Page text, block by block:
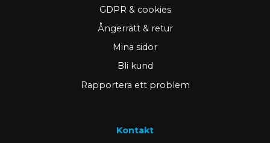
GDPR & cookies
Ångerrätt & retur
Mina sidor
Bli kund
Rapportera ett problem
Kontakt